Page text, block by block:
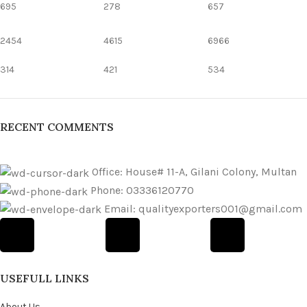
695 278 657
2454
314
4615
421
6966
534
RECENT COMMENTS
Office: House# 11-A, Gilani Colony, Multan
Phone: 03336120770
Email: qualityexporters001@gmail.com
USEFULL LINKS